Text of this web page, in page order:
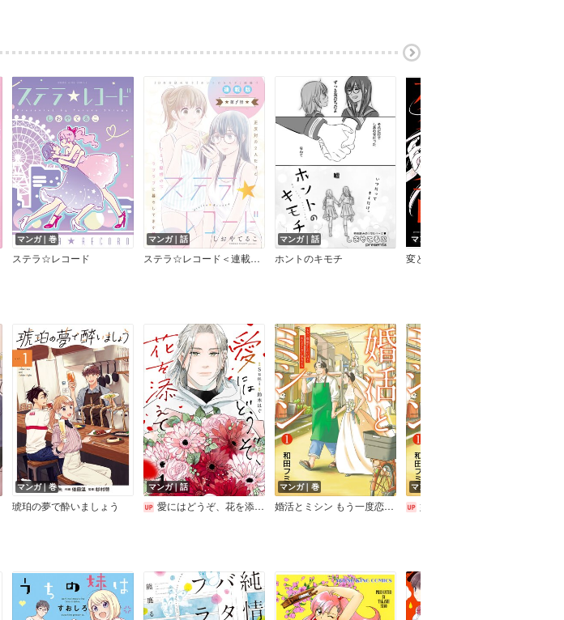
マンガ｜巻
ステラ☆レコード
マンガ｜話
ステラ☆レコード＜連載版＞
マンガ｜話
ホントのキモチ
マンガ｜巻
変と乱
マンガ｜巻
琥珀の夢で酔いましょう
マンガ｜話
愛にはどうぞ、花を添えて【単話】
マンガ｜巻
婚活とミシン もう一度恋がしたいけどめんどくさい気もする
マンガ｜話
婚活とミシン もう一度恋がしたいけどめんどくさい気もする【分冊版】